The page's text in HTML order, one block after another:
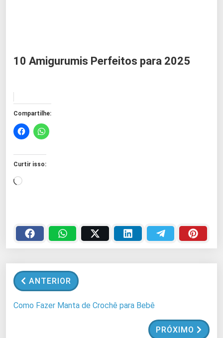
10 Amigurumis Perfeitos para 2025
Compartilhe:
Curtir isso:
C
e
g
n
d
ANTERIOR
Como Fazer Manta de Crochê para Bebê
PRÓXIMO